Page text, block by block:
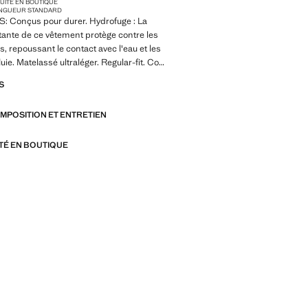
EN BOUTIQUE
STANDARD
Conçus pour durer. Hydrofuge : La
de ce vêtement protège contre les
repoussant le contact avec l'eau et les
Matelassé ultraléger. Regular-fit. Col
avec poignets élastiques. Bas avec
Produit en solde
Made to last. Hemos reforzado
ET ENTRETIEN
EN BOUTIQUE